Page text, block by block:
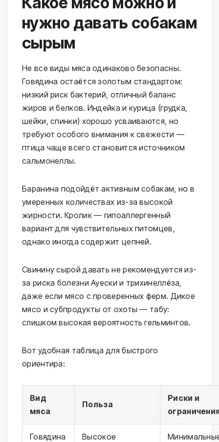
нужно давать собакам
сырым
Не все виды мяса одинаково безопасны.
Говядина остаётся золотым стандартом:
низкий риск бактерий, отличный баланс
жиров и белков. Индейка и курица (грудка,
шейки, спинки) хорошо усваиваются, но
требуют особого внимания к свежести —
птица чаще всего становится источником
сальмонеллы.
Баранина подойдёт активным собакам, но в
умеренных количествах из-за высокой
жирности. Кролик — гипоаллергенный
вариант для чувствительных питомцев,
однако иногда содержит цепней.
Свинину сырой давать не рекомендуется из-
за риска болезни Ауески и трихинеллёза,
даже если мясо с проверенных ферм. Дикое
мясо и субпродукты от охоты — табу:
слишком высокая вероятность гельминтов.
Вот удобная таблица для быстрого
ориентира:
Вид
мяса
Польза
Риски и
Говядина
Высокое